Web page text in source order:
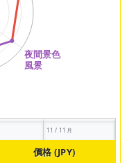
11 / 11月
價格 (JPY)